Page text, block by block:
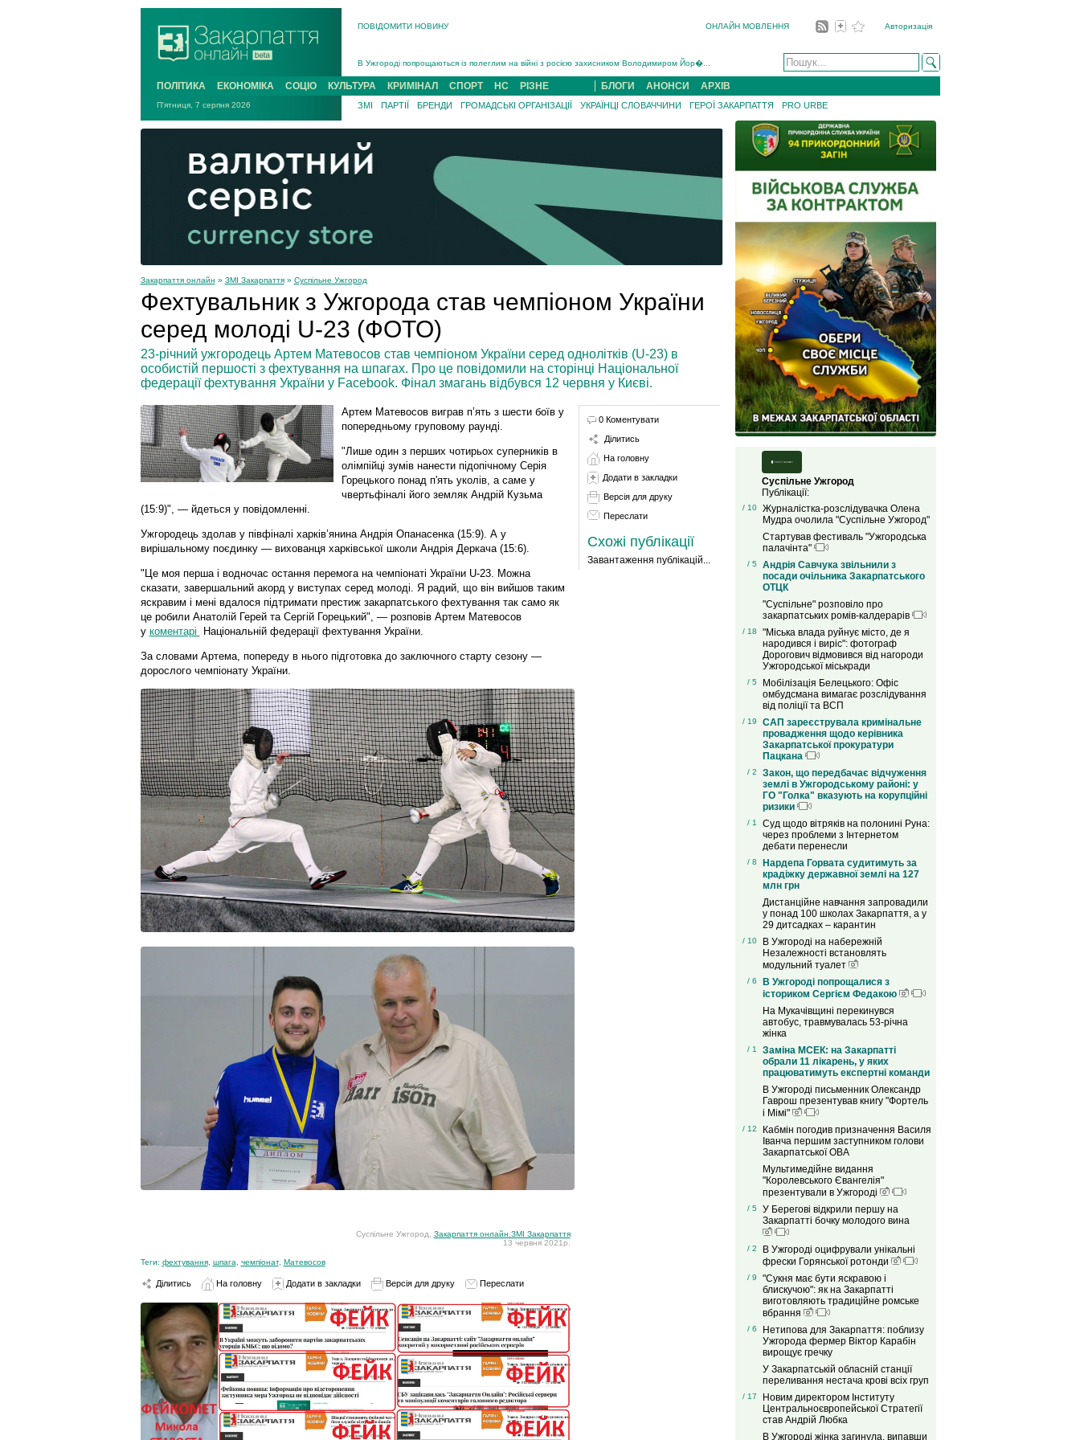
ПОВІДОМИТИ НОВИНУ ОНЛАЙН МОВЛЕННЯ Авторизація
В Ужгороді попрощаються із полеглим на війні з росією захисником Володимиром Йор�...
В Ужгороді 5 серпня попрощаються із захисником Богданом Югасом, який два роки �...
Підтвердили загибель захисника із Нанкова на Хустщині Юліана Гербея (ФОТО)[/gree...
На війні з рф поліг військовий з Виноградова Ігнат Роздяловський (ФОТО)...
На Хустщині внаслідок ДТП за участі трьох авто постраждали 13 людей (ФОТО)...
Інструктора районного ТЦК на Закарпатті судитимуть за обвинувачен...
ПОЛІТИКА ЕКОНОМІКА СОЦІО КУЛЬТУРА КРИМІНАЛ СПОРТ НС РІЗНЕ БЛОГИ АНОНСИ АРХІВ
П'ятниця, 7 серпня 2026 ЗМІ ПАРТІЇ БРЕНДИ ГРОМАДСЬКІ ОРГАНІЗАЦІЇ УКРАЇНЦІ СЛОВАЧЧИНИ ГЕРОЇ ЗАКАРПАТТЯ PRO URBE
Закарпаття онлайн » ЗМІ Закарпаття» Суспільне Ужгород
Фехтувальник з Ужгорода став чемпіоном України
серед молоді U-23 (ФОТО)
23-річний ужгородець Артем Матевосов став чемпіоном України серед однолітків (U-23) в
особистій першості з фехтування на шпагах. Про це повідомили на сторінці Національної
федерації фехтування України у Facebook. Фінал змагань відбувся 12 червня у Києві.
Артем Матевосов виграв п’ять з шести боїв у
попередньому груповому раунді.
"Лише один з перших чотирьох суперників в
олімпійці зумів нанести підопічному Серія
Горецького понад п'ять уколів, а саме у
чвертьфіналі його земляк Андрій Кузьма
(15:9)", — йдеться у повідомленні.
Ужгородець здолав у півфіналі харків’янина Андрія Опанасенка (15:9). А у
вирішальному поєдинку — вихованця харківської школи Андрія Деркача (15:6).
"Це моя перша і водночас остання перемога на чемпіонаті України U-23. Можна
сказати, завершальний акорд у виступах серед молоді. Я радий, що він вийшов таким
яскравим і мені вдалося підтримати престиж закарпатського фехтування так само як
це робили Анатолій Герей та Сергій Горецький", — розповів Артем Матевосов
у коментарі Національній федерації фехтування України.
За словами Артема, попереду в нього підготовка до заключного старту сезону —
дорослого чемпіонату України.
Суспільне Ужгород, Закарпаття онлайн.ЗМІ Закарпаття
13 червня 2021р.
Теги: фехтування, шпага чемпіонат, Матевосов
Ділитись На головну Додати в закладки Версія для друку Переслати
0 Коментувати
Ділитись
На головну
Додати в закладки
Версія для друку
Переслати
Схожі публікації
Завантаження публікацій...
Суспільне Ужгород
Публікації:
/ 10
Журналістка-розслідувачка Олена
Мудра очолила "Суспільне Ужгород"
Стартував фестиваль "Ужгородська
палачінта"
/ 5
Андрія Савчука звільнили з
посади очільника Закарпатського
ОТЦК
"Суспільне" розповіло про
закарпатських ромів-калдерарів
/ 18
"Міська влада руйнує місто, де я
народився і виріс": фотограф
Дорогович відмовився від нагороди
Ужгородської міськради
/ 5
Мобілізація Белецького: Офіс
омбудсмана вимагає розслідування
від поліції та ВСП
/ 19
САП зареєструвала кримінальне
провадження щодо керівника
Закарпатської прокуратури
Пацкана
/ 2
Закон, що передбачає відчуження
землі в Ужгородському районі: у
ГО "Голка" вказують на корупційні
ризики
/ 1
Суд щодо вітряків на полонині Руна:
через проблеми з Інтернетом
дебати перенесли
/ 8
Нардепа Горвата судитимуть за
крадіжку державної землі на 127
млн грн
Дистанційне навчання запровадили
у понад 100 школах Закарпаття, а у
29 дитсадках – карантин
/ 10
В Ужгороді на набережній
Незалежності встановлять
модульний туалет
/ 6
В Ужгороді попрощалися з
істориком Сергієм Федакою
На Мукачівщині перекинувся
автобус, травмувалась 53-річна
жінка
/ 1
Заміна МСЕК: на Закарпатті
обрали 11 лікарень, у яких
працюватимуть експертні команди
В Ужгороді письменник Олександр
Гаврош презентував книгу "Фортель
і Мімі"
/ 12
Кабмін погодив призначення Василя
Іванча першим заступником голови
Закарпатської ОВА
Мультимедійне видання
"Королевського Євангелія"
презентували в Ужгороді
/ 5
У Берегові відкрили першу на
Закарпатті бочку молодого вина
/ 2
В Ужгороді оцифрували унікальні
фрески Горянської ротонди
/ 9
"Сукня має бути яскравою і
блискучою": як на Закарпатті
виготовляють традиційне ромське
вбрання
/ 6
Нетипова для Закарпаття: поблизу
Ужгорода фермер Віктор Карабін
вирощує гречку
У Закарпатській обласній станції
переливання нестача крові всіх груп
/ 17
Новим директором Інституту
Центральноєвропейської Стратегії
став Андрій Любка
В Ужгороді жінка загинула, випавши